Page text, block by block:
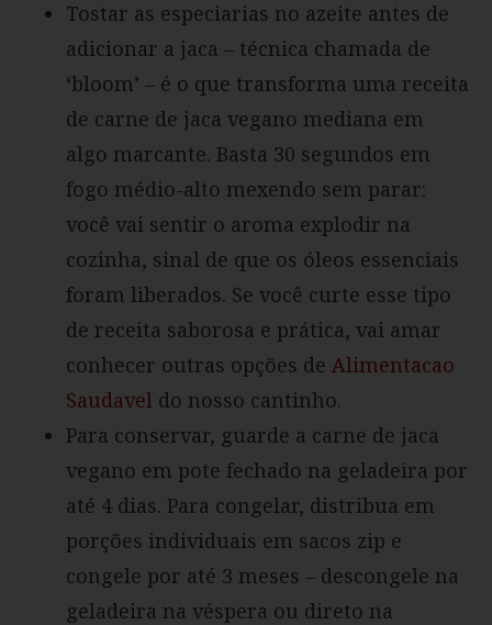
Tostar as especiarias no azeite antes de
adicionar a jaca – técnica chamada de
‘bloom’ – é o que transforma uma receita
de carne de jaca vegano mediana em
algo marcante. Basta 30 segundos em
fogo médio-alto mexendo sem parar:
você vai sentir o aroma explodir na
cozinha, sinal de que os óleos essenciais
foram liberados. Se você curte esse tipo
de receita saborosa e prática, vai amar
conhecer outras opções de Alimentacao
Saudavel do nosso cantinho.
Para conservar, guarde a carne de jaca
vegano em pote fechado na geladeira por
até 4 dias. Para congelar, distribua em
porções individuais em sacos zip e
congele por até 3 meses – descongele na
geladeira na véspera ou direto na